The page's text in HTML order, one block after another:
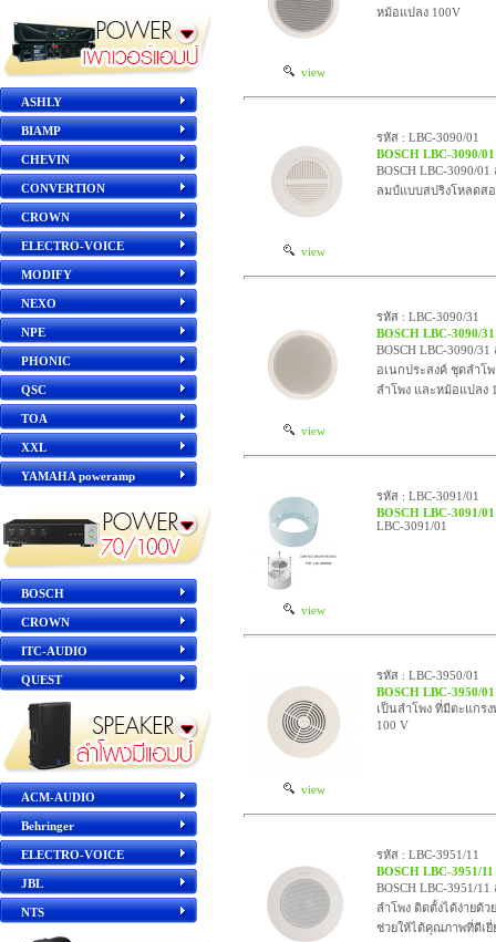
ASHLY
BIAMP
CHEVIN
CONVERTION
CROWN
ELECTRO-VOICE
MODIFY
NEXO
NPE
PHONIC
QSC
TOA
XXL
YAMAHA poweramp
BOSCH
CROWN
ITC-AUDIO
QUEST
ACM-AUDIO
Behringer
ELECTRO-VOICE
JBL
NTS
view
หม้อแปลง 100V
view
รหัส : LBC-3090/01
BOSCH LBC-3090/01
BOSCH LBC-3090/
ลมป์แบบสปริงโหลดส
view
รหัส : LBC-3090/31
BOSCH LBC-3090/31
BOSCH LBC-3090/
อเนกประสงค์ ชุดลำโ
ลำโพง และหม้อแปลง
view
รหัส : LBC-3091/01
BOSCH LBC-3091/01
LBC-3091/01
view
รหัส : LBC-3950/01
BOSCH LBC-3950/01
เป็นลำโพง ที่มีตะแกร
100 V
รหัส : LBC-3951/11
BOSCH LBC-3951/11
BOSCH LBC-3951/
ลำโพง ติดตั้งได้ง่ายด้
ช่วยให้ได้คุณภาพที่ดีเยี่